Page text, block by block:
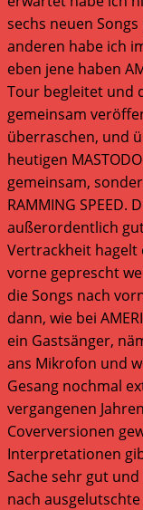
sechs neuen
anderen habe ich
eben jene haben
Tour begleitet und
gemeinsam
überraschen, und
heutigen
gemeinsam,
RAMMING SPEED.
außerordentlich
Vertrackheit hagelt
vorne geprescht
die Songs nach
dann, wie bei
ein Gastsänger,
ans Mikrofon und
Gesang nochmal
vergangenen
Coverversionen
Interpretationen
Sache sehr gut
nach ausgelutschte